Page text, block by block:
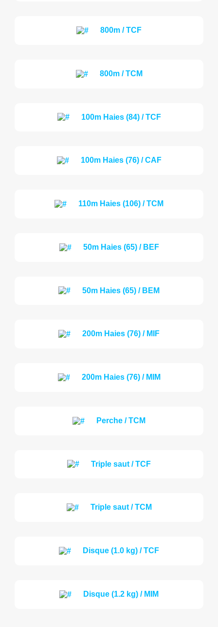
800m / TCF
800m / TCM
100m Haies (84) / TCF
100m Haies (76) / CAF
110m Haies (106) / TCM
50m Haies (65) / BEF
50m Haies (65) / BEM
200m Haies (76) / MIF
200m Haies (76) / MIM
Perche / TCM
Triple saut / TCF
Triple saut / TCM
Disque (1.0 kg) / TCF
Disque (1.2 kg) / MIM